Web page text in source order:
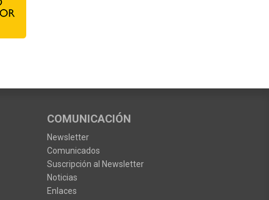
COMUNICACIÓN
Newsletter
Comunicados
Suscripción al Newsletter
Noticias
Enlaces